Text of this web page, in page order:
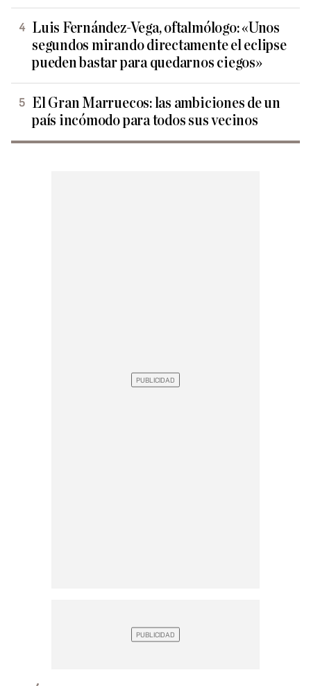
Luis Fernández-Vega, oftalmólogo: «Unos
segundos mirando directamente el eclipse
pueden bastar para quedarnos ciegos»
El Gran Marruecos: las ambiciones de un
país incómodo para todos sus vecinos